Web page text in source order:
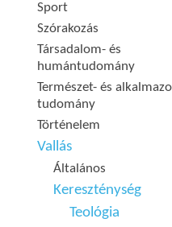
Sport
Szórakozás
Társadalom- és
humántudomány
Természet- és
tudomány
Történelem
Vallás
Általános
Kereszténység
Teológia